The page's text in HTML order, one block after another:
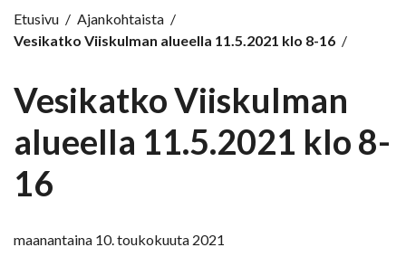
Etusivu / Ajankohtaista /
Vesikatko Viiskulman alueella 11.5.2021 klo 8-16 /
Vesikatko Viiskulman
alueella 11.5.2021 klo 8-
16
maanantaina 10. toukokuuta 2021